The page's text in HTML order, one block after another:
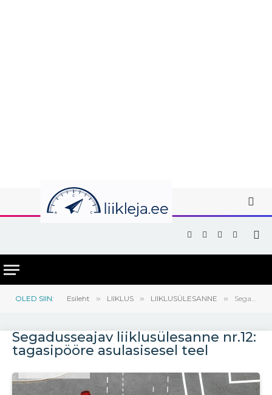
Facebook
X
(Twitter)
Instagram
YouTube
OLED SIIN: Esileht » LIIKLUS » LIIKLUSÜLESANNE » Segadusseajav liiklusülesanne nr.12: tagasipööre asulasisesel teel
Segadusseajav liiklusülesanne nr.12:
tagasipööre asulasisesel teel